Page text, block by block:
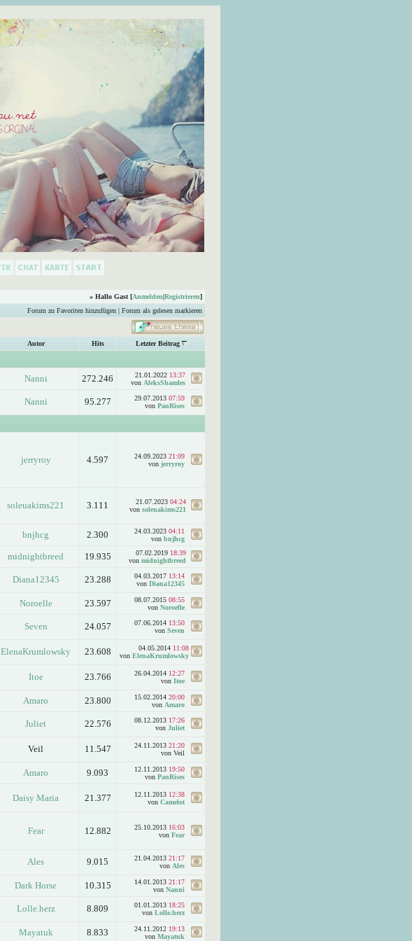
» Hallo Gast [Anmelden|Registrieren]
Forum zu Favoriten hinzufügen | Forum als gelesen markieren
Autor Hits Letzter Beitrag
Nanni 272.246 21.01.2022 13:37
von AleksShamles
Nanni 95.277 29.07.2013 07:59
von PanRises
jerryroy 4.597 24.09.2023 21:09
von jerryroy
soleuakims221 3.111 21.07.2023 04:24
von soleuakims221
bnjhcg 2.300 24.03.2023 04:11
von bnjhcg
midnightbreed 19.935 07.02.2019 18:39
von midnightbreed
Diana12345 23.288 04.03.2017 13:14
von Diana12345
Noroelle 23.597 08.07.2015 08:55
von Noroelle
Seven 24.057 07.06.2014 13:50
von Seven
ElenaKrumlowsky 23.608 04.05.2014 11:08
von ElenaKrumlowsky
Itoe 23.766 26.04.2014 12:27
von Itoe
Amaro 23.800 15.02.2014 20:00
von Amaro
Juliet 22.576 08.12.2013 17:26
von Juliet
Veil 11.547 24.11.2013 21:20
von Veil
Amaro 9.093 12.11.2013 19:50
von PanRises
Daisy Maria 21.377 12.11.2013 12:38
von Camelot
Fear 12.882 25.10.2013 16:03
von Fear
Ales 9.015 21.04.2013 21:17
von Ales
Dark Horse 10.315 14.01.2013 21:17
von Nanni
Lolle.herz 8.809 01.01.2013 18:25
von Lolle.herz
Mayatuk 8.833 24.11.2012 19:13
von Mayatuk